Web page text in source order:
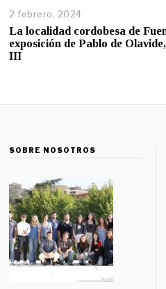
2 febrero, 2024
La localidad cordobesa de
exposición de Pablo de
III
SOBRE NOSOTROS